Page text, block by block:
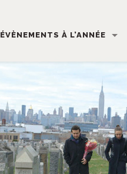
ÉVÈNEMENTS À L’ANNÉE